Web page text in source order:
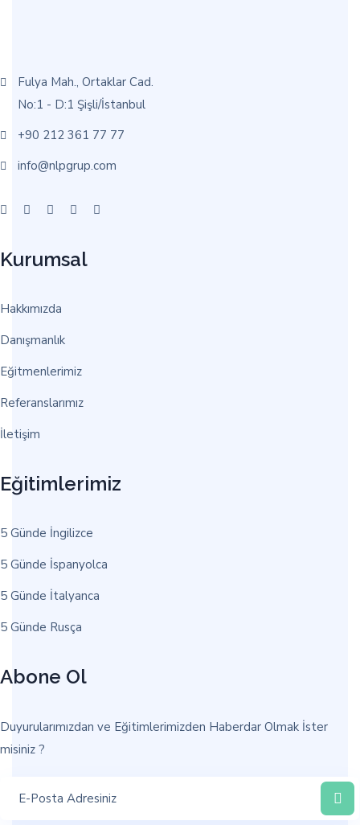
Fulya Mah., Ortaklar Cad.
No:1 - D:1 Şişli/İstanbul
+90 212 361 77 77
info@nlpgrup.com
Kurumsal
Hakkımızda
Danışmanlık
Eğitmenlerimiz
Referanslarımız
İletişim
Eğitimlerimiz
5 Günde İngilizce
5 Günde İspanyolca
5 Günde İtalyanca
5 Günde Rusça
Abone Ol
Duyurularımızdan ve Eğitimlerimizden Haberdar Olmak İster
misiniz ?